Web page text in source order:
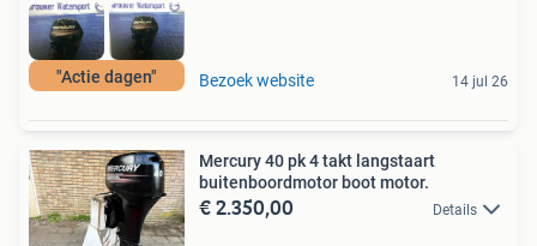
"Actie dagen" Bezoek website 14 jul 26
Mercury 40 pk 4 takt langstaart
buitenboordmotor boot motor.
€ 2.350,00 Details